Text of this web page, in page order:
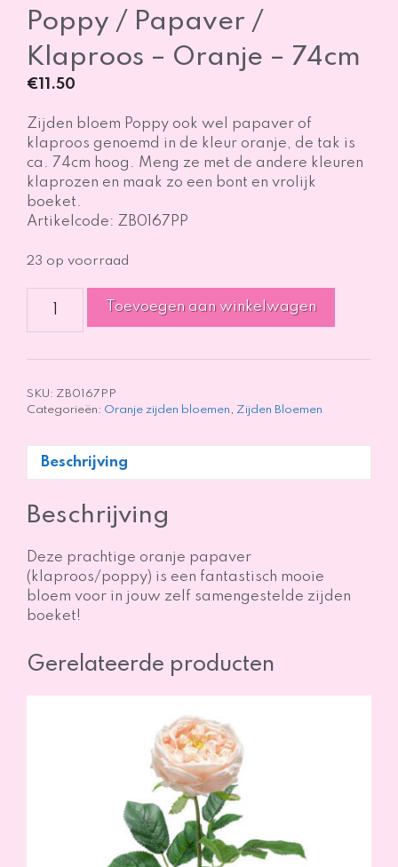
Poppy / Papaver /
Klaproos – Oranje – 74cm
€ 11.50
Zijden bloem Poppy ook wel papaver of
klaproos genoemd in de kleur oranje, de tak is
ca. 74cm hoog. Meng ze met de andere kleuren
klaprozen en maak zo een bont en vrolijk
boeket.
Artikelcode: ZB0167PP
23 op voorraad
Papaver
-
Oranje
74cm
Toevoegen aan winkelwagen
SKU: ZB0167PP
Categorieën: Oranje zijden bloemen, Zijden Bloemen
Beschrijving
Beschrijving
Deze prachtige oranje papaver
(klaproos/poppy) is een fantastisch mooie
bloem voor in jouw zelf samengestelde zijden
boeket!
Gerelateerde producten